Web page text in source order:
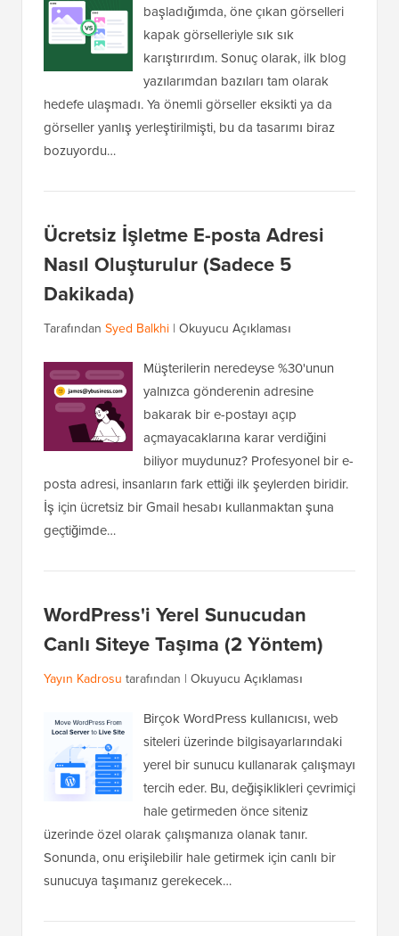
başladığımda, öne çıkan görselleri
kapak görselleriyle sık sık
karıştırırdım. Sonuç olarak, ilk blog
yazılarımdan bazıları tam olarak
hedefe ulaşmadı. Ya önemli görseller eksikti ya da
görseller yanlış yerleştirilmişti, bu da tasarımı biraz
bozuyordu…
Ücretsiz İşletme E-posta Adresi
Nasıl Oluşturulur (Sadece 5
Dakikada)
Tarafından Syed Balkhi | Okuyucu Açıklaması
Müşterilerin neredeyse %30'unun
yalnızca gönderenin adresine
bakarak bir e-postayı açıp
açmayacaklarına karar verdiğini
biliyor muydunuz? Profesyonel bir e-
posta adresi, insanların fark ettiği ilk şeylerden biridir.
İş için ücretsiz bir Gmail hesabı kullanmaktan şuna
geçtiğimde…
WordPress'i Yerel Sunucudan
Canlı Siteye Taşıma (2 Yöntem)
Yayın Kadrosu tarafından | Okuyucu Açıklaması
Birçok WordPress kullanıcısı, web
siteleri üzerinde bilgisayarlarındaki
yerel bir sunucu kullanarak çalışmayı
tercih eder. Bu, değişiklikleri çevrimiçi
hale getirmeden önce siteniz
üzerinde özel olarak çalışmanıza olanak tanır.
Sonunda, onu erişilebilir hale getirmek için canlı bir
sunucuya taşımanız gerekecek…